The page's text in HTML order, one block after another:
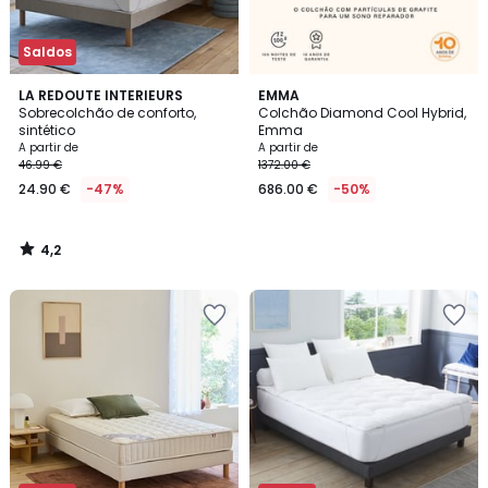
Saldos
LA REDOUTE INTERIEURS
Sobrecolchão de conforto,
sintético
A partir de
46.99 €
24.90 € -47%
4,2
/ 5
4,2
/
EMMA
Colchão Diamond Cool Hybrid,
Emma
A partir de
1372.00 €
686.00 € -50%